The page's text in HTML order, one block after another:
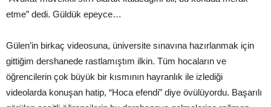
etme” dedi. Güldük epeyce…
Gülen’in birkaç videosuna, üniversite sınavına hazırlanmak için
gittiğim dershanede rastlamıştım ilkin. Tüm hocaların ve
öğrencilerin çok büyük bir kısmının hayranlık ile izlediği
videolarda konuşan hatip, “Hoca efendi” diye övülüyordu. Başarılı